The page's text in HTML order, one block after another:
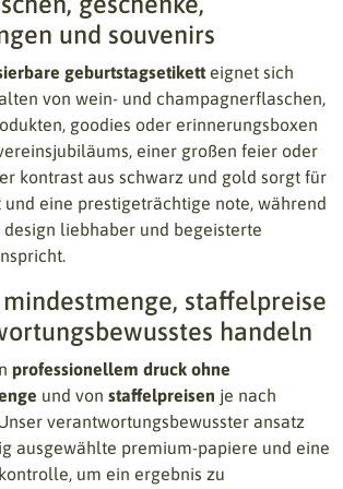
und souvenirs
geburtstagsetiketteignet sich
von wein- und champagnerflaschen,
goodies oder erinnerungsboxen
einer großen feier oder
kontrast aus schwarz und gold sorgt für
eine prestigeträchtige note, während
design liebhaber und begeisterte
staffelpreise
handeln
professionellem druck ohne
und von staffelpreisen je nach
verantwortungsbewusster ansatz
ausgewählte premium-papiere und eine
um ein ergebnis zu